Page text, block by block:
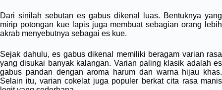
Dari sinilah sebutan es gabus dikenal luas. Bentuknya yang
mirip potongan kue lapis juga membuat sebagian orang lebih
akrab menyebutnya sebagai es kue.
Sejak dahulu, es gabus dikenal memiliki beragam varian rasa
yang disukai banyak kalangan. Varian paling klasik adalah es
gabus pandan dengan aroma harum dan warna hijau khas.
Selain itu, varian cokelat juga populer berkat cita rasa manis